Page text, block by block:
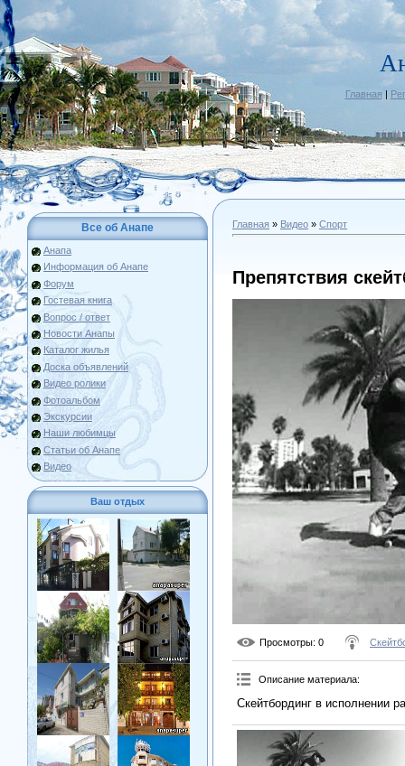
Главная|
Все об Анапе
Анапа
Информация об Анапе
Форум
Гостевая книга
Вопрос / ответ
Новости Анапы
Каталог жилья
Доска объявлений
Видео ролики
Фотоальбом
Экскурсии
Наши любимцы
Статьи об Анапе
Видео
Ваш отдых
Главная » Видео » Спорт
Препятствия
Просмотры: 0
Описание материала:
Скейтбординг в исполнении